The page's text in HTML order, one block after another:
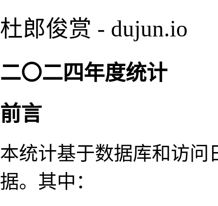
杜郎俊赏 - dujun.io
二〇二四年度统计
前言
本统计基于数据库和访问
据。其中：